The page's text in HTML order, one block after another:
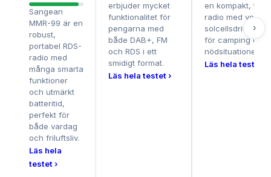
Sangean
MMR-99 är en
robust,
portabel RDS-
radio med
många smarta
funktioner
och utmärkt
batteritid,
perfekt för
både vardag
och friluftsliv.
Läs hela
testet ›
erbjuder mycket
funktionalitet för
pengarna med
både DAB+, FM
och RDS i ett
smidigt format.
Läs hela testet ›
en kompakt, tålig
radio med vev-
solcellsdrift,
för camping och
nödsituationer.
Läs hela testet ›
›